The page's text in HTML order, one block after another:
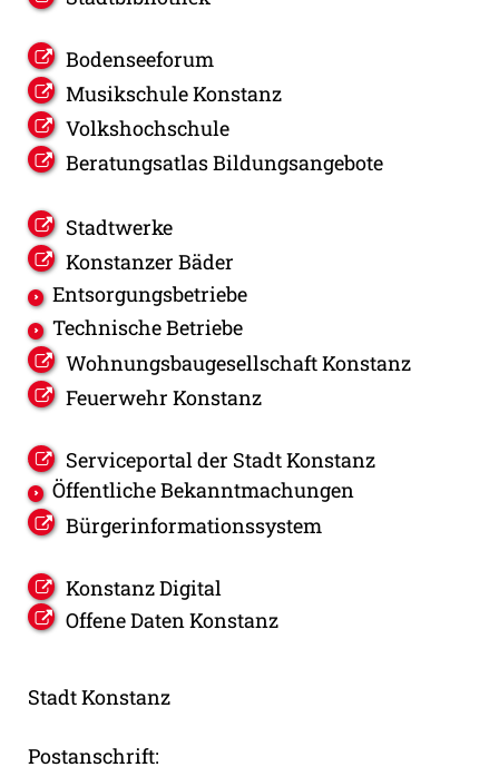
Bodenseeforum
Musikschule Konstanz
Volkshochschule
Beratungsatlas Bildungsangebote
Stadtwerke
Konstanzer Bäder
Entsorgungsbetriebe
Technische Betriebe
Wohnungsbaugesellschaft Konstanz
Feuerwehr Konstanz
Serviceportal der Stadt Konstanz
Öffentliche Bekanntmachungen
Bürgerinformationssystem
Konstanz Digital
Offene Daten Konstanz
Stadt Konstanz
Postanschrift: